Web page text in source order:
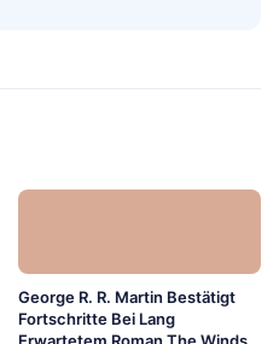
George R. R. Martin Bestätigt
Fortschritte Bei Lang